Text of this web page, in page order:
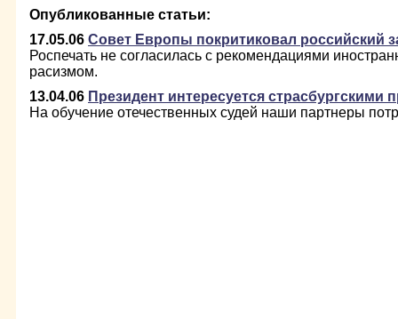
Опубликованные статьи:
17.05.06 Совет Европы покритиковал российский
Роспечать не согласилась с рекомендациями
расизмом.
13.04.06 Президент интересуется
На обучение отечественных судей наши партнеры